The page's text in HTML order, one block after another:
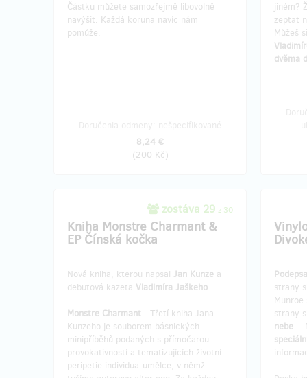
Částku můžete samozřejmě libovolně
navýšit. Každá koruna navíc nám
pomůže.
8,24 €
(200 Kč)
jiném?
zeptat
Můžeš
dvěma
zostáva 29 z 30
Kniha Monstre Charmant &
EP Čínská kočka
Nová kniha, kterou napsal Jan Kunze a
debutová kazeta Vladimíra Jaškeho.
Monstre Charmant - Třetí kniha Jana
Kunzeho je souborem básnických
minipříběhů podaných s přímočarou
provokativností a tematizujících životní
peripetie individua-umělce, v němž
strany
Munroe
strany
nebe +